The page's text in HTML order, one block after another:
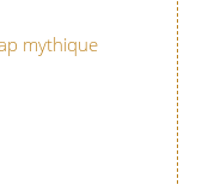
mythique